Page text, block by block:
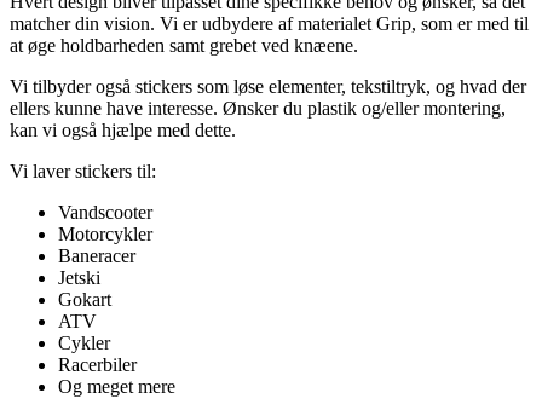
matcher din vision. Vi er udbydere af materialet Grip, som er med til
at øge holdbarheden samt grebet ved knæene.
Vi tilbyder også stickers som løse elementer, tekstiltryk, og hvad der
ellers kunne have interesse. Ønsker du plastik og/eller montering,
kan vi også hjælpe med dette.
Vi laver stickers til:
Vandscooter
Motorcykler
Baneracer
Jetski
Gokart
ATV
Cykler
Racerbiler
Og meget mere